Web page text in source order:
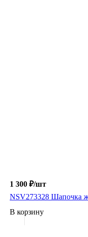
1 300 ₽/шт
NSV273328 Шапочка
В корзину